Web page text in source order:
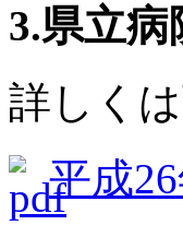
3.県立
詳しく
平成